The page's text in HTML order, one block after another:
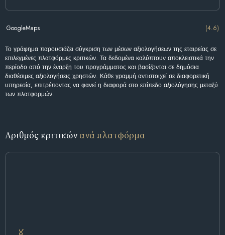
GoogleMaps (4.6)
Το γράφημα παρουσιάζει σύγκριση των μέσων αξιολογήσεων της εταιρείας σε
επιλεγμένες πλατφόρμες κριτικών. Τα δεδομένα καλύπτουν αποκλειστικά την
περίοδο από την έναρξη του προγράμματος και βασίζονται σε δημόσια
διαθέσιμες αξιολογήσεις χρηστών. Κάθε γραμμή αντιστοιχεί σε διαφορετική
υπηρεσία, επιτρέποντας να φανεί η διαφορά στο επίπεδο αξιολόγησης μεταξύ
των πλατφορμών.
Αριθμός κριτικών ανά πλατφόρμα